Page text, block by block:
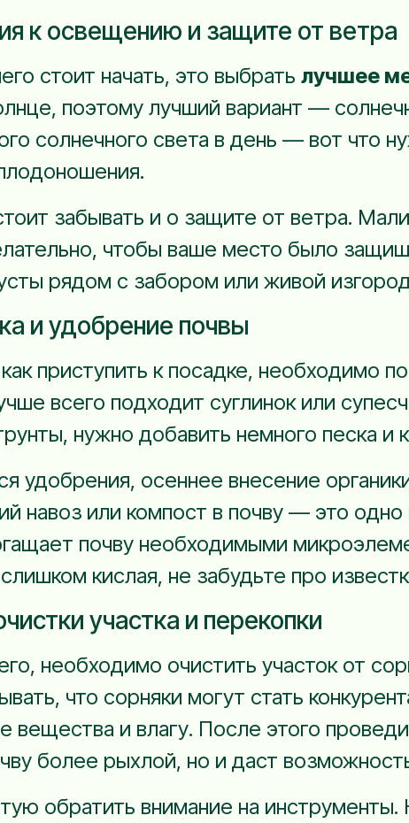
к освещению и защите от ветра
стоит начать, это выбрать лучшее
поэтому лучший вариант —
солнечного света в день — вот что
забывать и о защите от ветра.
чтобы ваше место было
рядом с забором или живой
и удобрение почвы
приступить к посадке, необходимо
всего подходит суглинок или
нужно добавить немного песка и
удобрения, осеннее внесение
навоз или компост в почву — это
почву необходимыми
кислая, не забудьте про
участка и перекопки
необходимо очистить участок от
что сорняки могут стать
вещества и влагу. После этого
более рыхлой, но и даст
обратить внимание на